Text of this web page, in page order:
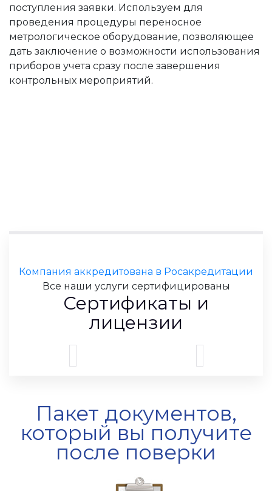
поступления заявки. Используем для
проведения процедуры переносное
метрологическое оборудование, позволяющее
дать заключение о возможности использования
приборов учета сразу после завершения
контрольных мероприятий.
Компания аккредитована в Росакредитации
Все наши услуги сертифицированы
Сертификаты и
лицензии
Пакет документов,
который вы получите
после поверки